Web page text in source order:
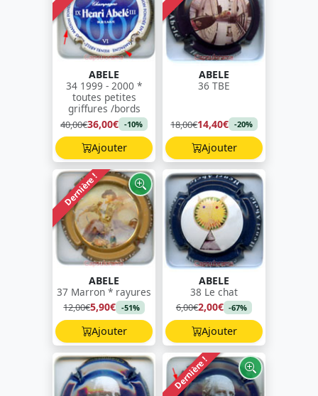
ABELE
34 1999 - 2000 *
toutes petites
griffures /bords
40,00€36,00€ -10%
Ajouter
ABELE
36 TBE
18,00€14,40€ -20%
Ajouter
Dernière !
ABELE
37 Marron * rayures
12,00€5,90€ -51%
Ajouter
ABELE
38 Le chat
6,00€2,00€ -67%
Ajouter
Dernière !